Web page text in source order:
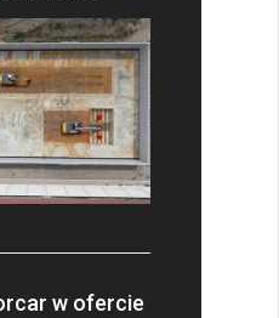
w ofercie